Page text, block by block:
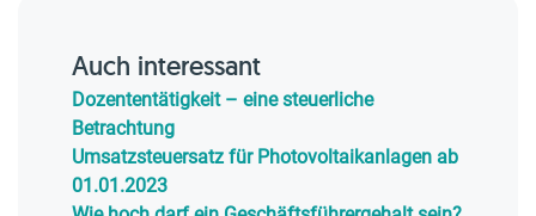
Auch interessant
Dozententätigkeit – eine steuerliche
Betrachtung
Umsatzsteuersatz für Photovoltaikanlagen ab
01.01.2023